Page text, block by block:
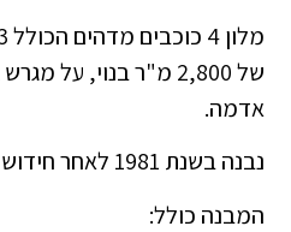
אדמה.
נבנה בשנת 1981 לאחר חידוש כללי,
המבנה כולל: